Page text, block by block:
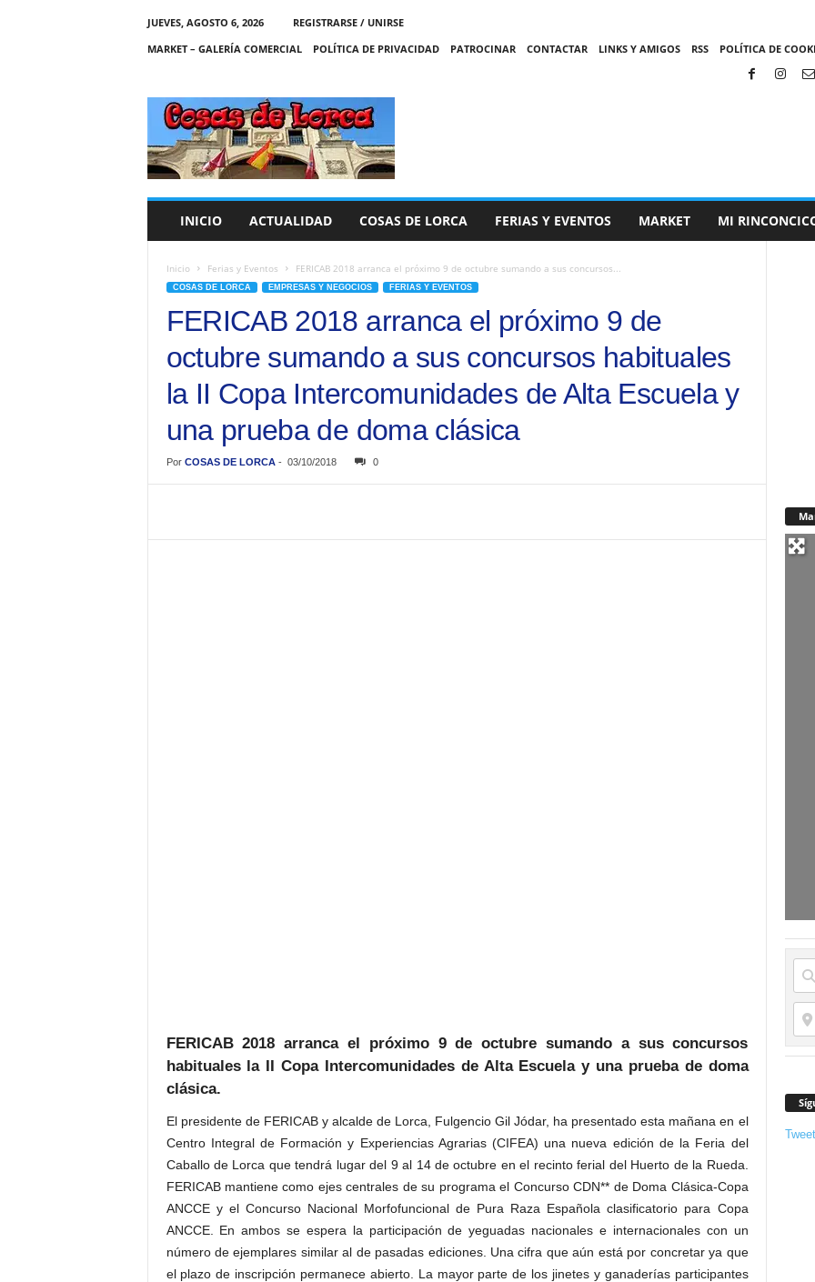
JUEVES, AGOSTO 6, 2026
REGISTRARSE / UNIRSE
MARKET – GALERÍA COMERCIAL
POLÍTICA DE PRIVACIDAD PATROCINAR CONTACTAR LINKS Y AMIGOS RSS POLÍTICA DE
C
A
S
INICIO ACTUALIDAD COSAS DE LORCA FERIAS Y EVENTOS MARKET MI
Inicio Ferias y Eventos FERICAB 2018 arranca el próximo 9 de octubre sumando a sus concursos...
COSAS DE LORCA EMPRESAS Y NEGOCIOS FERIAS Y EVENTOS
FERICAB 2018 arranca el próximo 9 de
octubre sumando a sus concursos habituales
la II Copa Intercomunidades de Alta Escuela y
una prueba de doma clásica
Por COSAS DE LORCA- 03/10/2018 0
FERICAB 2018 arranca el próximo 9 de octubre sumando a sus concursos
habituales la II Copa Intercomunidades de Alta Escuela y una prueba de doma
clásica.
El presidente de FERICAB y alcalde de Lorca, Fulgencio Gil Jódar, ha presentado esta mañana en el
Centro Integral de Formación y Experiencias Agrarias (CIFEA) una nueva edición de la Feria del
Caballo de Lorca que tendrá lugar del 9 al 14 de octubre en el recinto ferial del Huerto de la Rueda.
FERICAB mantiene como ejes centrales de su programa el Concurso CDN** de Doma Clásica-Copa
ANCCE y el Concurso Nacional Morfofuncional de Pura Raza Española clasificatorio para Copa
ANCCE. En ambos se espera la participación de yeguadas nacionales e internacionales con un
número de ejemplares similar al de pasadas ediciones. Una cifra que aún está por concretar ya que
el plazo de inscripción permanece abierto. La mayor parte de los jinetes y ganaderías participantes